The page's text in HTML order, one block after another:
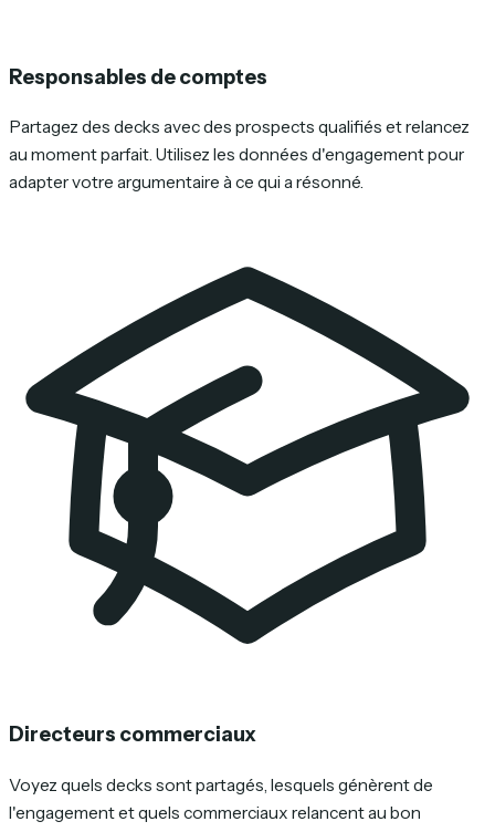
Responsables de comptes
Partagez des decks avec des prospects qualifiés et relancez
au moment parfait. Utilisez les données d'engagement pour
adapter votre argumentaire à ce qui a résonné.
Directeurs commerciaux
Voyez quels decks sont partagés, lesquels génèrent de
l'engagement et quels commerciaux relancent au bon